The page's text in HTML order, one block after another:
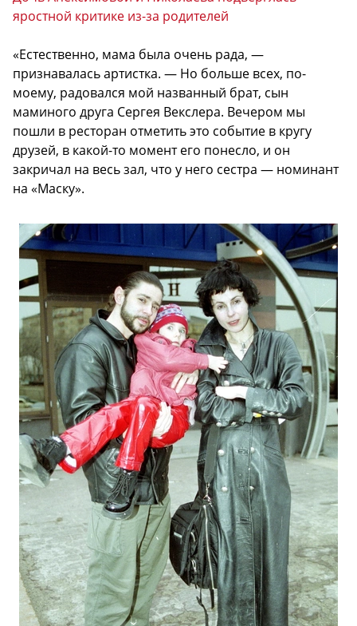
яростной критике из-за родителей
«Естественно, мама была очень рада, —
признавалась артистка. — Но больше всех, по-
моему, радовался мой названный брат, сын
маминого друга Сергея Векслера. Вечером мы
пошли в ресторан отметить это событие в кругу
друзей, в какой-то момент его понесло, и он
закричал на весь зал, что у него сестра — номинант
на «Маску».